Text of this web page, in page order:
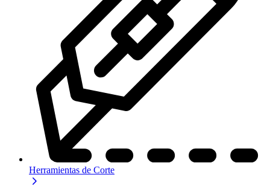
Herramientas de Corte